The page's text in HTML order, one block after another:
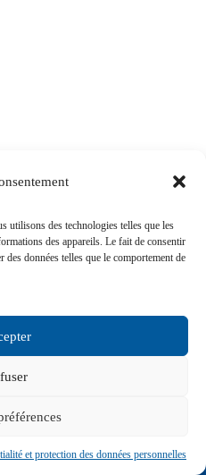
utilisons des technologies telles que les
des appareils. Le fait de consentir
des données telles que le comportement de
et protection des données personnelles
Leasing. Tous droits
Mentions légales